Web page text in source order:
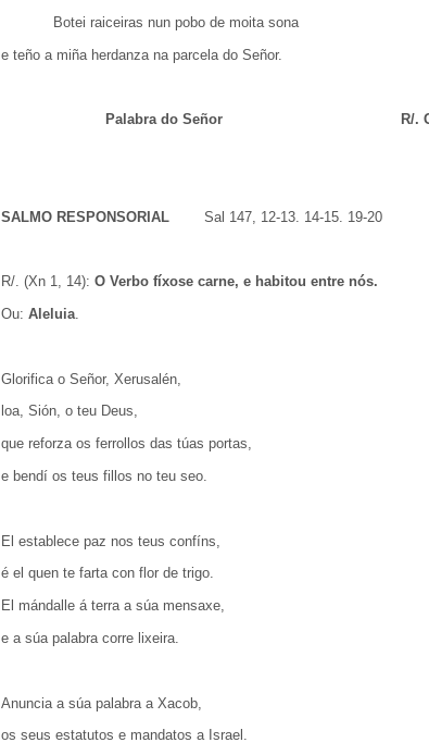
Botei raiceiras nun pobo de moita sona
e teño a miña herdanza na parcela do Señor.
Palabra do Señor R/. Grazas
SALMO RESPONSORIAL Sal 147, 12-13. 14-15. 19-20
R/. (Xn 1, 14): O Verbo fíxose carne, e habitou entre nós.
Ou: Aleluia
Glorifica o Señor, Xerusalén,
loa, Sión, o teu Deus,
que reforza os ferrollos das túas portas,
e bendí os teus fillos no teu seo.
El establece paz nos teus confíns,
é el quen te farta con flor de trigo.
El mándalle á terra a súa mensaxe,
e a súa palabra corre lixeira.
Anuncia a súa palabra a Xacob,
os seus estatutos e mandatos a Israel.